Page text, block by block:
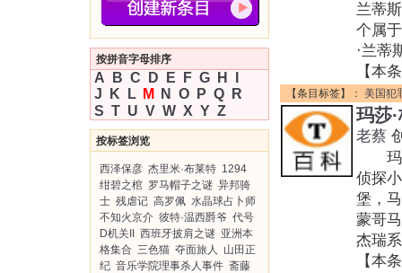
按拼音字母排序
A B C D E F G H
J
K L M N O P Q
R
S T U V W X Y Z
按标签浏览
西泽保彦 杰里米·布莱特 1294
绀碧之棺 罗马帽子之谜 异邦骑
士 残虐记 高罗佩 水晶球占卜师
不知火京介 彼特·温西爵爷 代号
D机关II
西班牙披肩之谜 亚洲本
格集合 三色猫 夺面旅人
山田正
纪 音乐学院理事杀人事件 斋藤
兰蒂
个属
·兰蒂
【本
【条目标签】： 美国犯
玛莎
老蔡
玛莎
侦探
堡，
蒙哥
杰瑞
【本